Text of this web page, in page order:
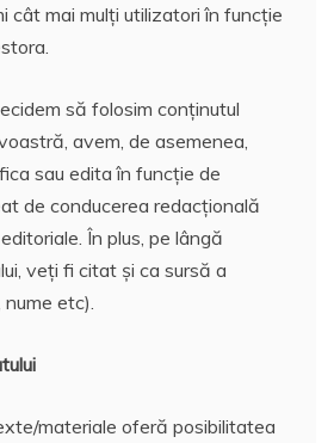
cât mai mulți utilizatori în funcție
să folosim conținutul
avem, de asemenea,
sau edita în funcție de
de conducerea redacțională
În plus, pe lângă
veți fi citat și ca sursă a
etc).
materiale oferă posibilitatea